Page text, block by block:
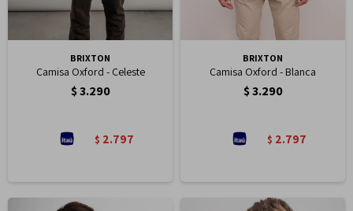
BRIXTON
Camisa Oxford - Celeste
$3.290
$ 2.797
BRIXTON
Camisa Oxford - Blanca
$3.290
$ 2.797